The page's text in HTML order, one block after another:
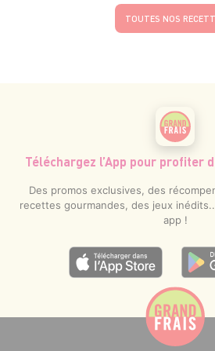
TOUTES NOS
Téléchargez l’App pour profiter
Des promos exclusives, des
recettes gourmandes, des jeux
app !